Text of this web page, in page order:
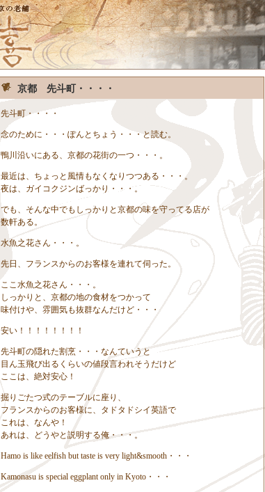
京都 先斗町・・・・
先斗町・・・・
念のために・・・ぽんとちょう・・・と読む。
鴨川沿いにある、京都の花街の一つ・・・。
最近は、ちょっと風情もなくなりつつある・・・。
夜は、ガイコクジンばっかり・・・。
でも、そんな中でもしっかりと京都の味を守ってる店が
数軒ある。
水魚之花さん・・・。
先日、フランスからのお客様を連れて伺った。
ここ水魚之花さん・・・。
しっかりと、京都の地の食材をつかって
味付けや、雰囲気も抜群なんだけど・・・
安い！！！！！！！！
先斗町の隠れた割烹・・・なんていうと
目ん玉飛び出るくらいの値段言われそうだけど
ここは、絶対安心！
掘りごたつ式のテーブルに座り、
フランスからのお客様に、タドタドシイ英語で
これは、なんや！
あれは、どうやと説明する俺・・・。
Hamo is like eelfish but taste is very light&smooth・・・
Kamonasu is special eggplant only in Kyoto・・・